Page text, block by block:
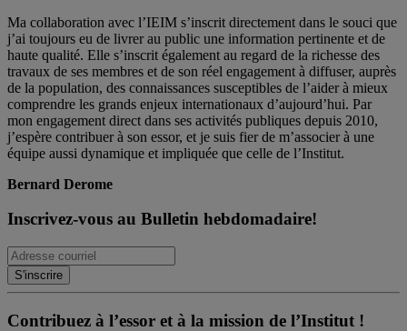
Ma collaboration avec l’IEIM s’inscrit directement dans le souci que
j’ai toujours eu de livrer au public une information pertinente et de
haute qualité. Elle s’inscrit également au regard de la richesse des
travaux de ses membres et de son réel engagement à diffuser, auprès
de la population, des connaissances susceptibles de l’aider à mieux
comprendre les grands enjeux internationaux d’aujourd’hui. Par
mon engagement direct dans ses activités publiques depuis 2010,
j’espère contribuer à son essor, et je suis fier de m’associer à une
équipe aussi dynamique et impliquée que celle de l’Institut.
Bernard Derome
Inscrivez-vous au Bulletin hebdomadaire!
Contribuez à l’essor et à la mission de l’Institut !